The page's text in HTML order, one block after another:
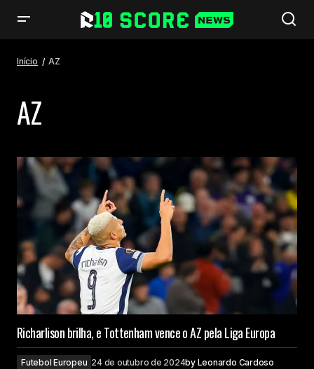
Início AZ
AZ
Richarlison brilha, e Tottenham vence o AZ pela Liga Europa
Futebol Europeu 24 de outubro de 2024by Leonardo Cardoso